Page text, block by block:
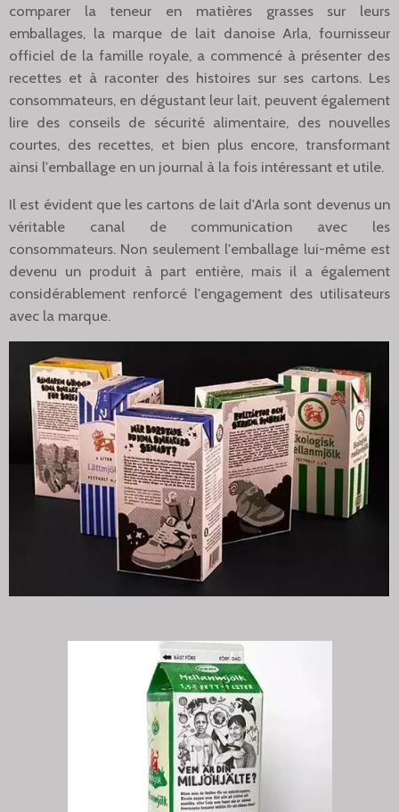
comparer la teneur en matières grasses sur leurs
emballages, la marque de lait danoise Arla, fournisseur
officiel de la famille royale, a commencé à présenter des
recettes et à raconter des histoires sur ses cartons. Les
consommateurs, en dégustant leur lait, peuvent également
lire des conseils de sécurité alimentaire, des nouvelles
courtes, des recettes, et bien plus encore, transformant
ainsi l'emballage en un journal à la fois intéressant et utile.
Il est évident que les cartons de lait d'Arla sont devenus un
véritable canal de communication avec les
consommateurs. Non seulement l'emballage lui-même est
devenu un produit à part entière, mais il a également
considérablement renforcé l'engagement des utilisateurs
avec la marque.